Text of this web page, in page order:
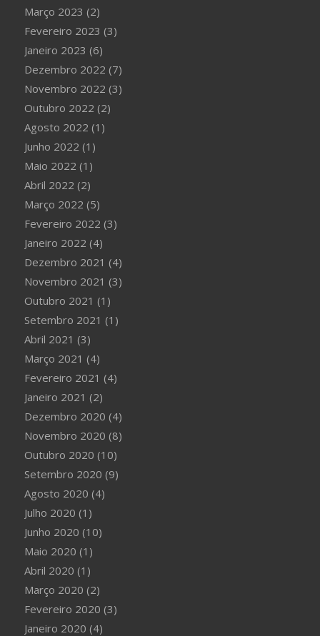
Março 2023 (2)
Fevereiro 2023 (3)
Janeiro 2023 (6)
Dezembro 2022 (7)
Novembro 2022 (3)
Outubro 2022 (2)
Agosto 2022 (1)
Junho 2022 (1)
Maio 2022 (1)
Abril 2022 (2)
Março 2022 (5)
Fevereiro 2022 (3)
Janeiro 2022 (4)
Dezembro 2021 (4)
Novembro 2021 (3)
Outubro 2021 (1)
Setembro 2021 (1)
Abril 2021 (3)
Março 2021 (4)
Fevereiro 2021 (4)
Janeiro 2021 (2)
Dezembro 2020 (4)
Novembro 2020 (8)
Outubro 2020 (10)
Setembro 2020 (9)
Agosto 2020 (4)
Julho 2020 (1)
Junho 2020 (10)
Maio 2020 (1)
Abril 2020 (1)
Março 2020 (2)
Fevereiro 2020 (3)
Janeiro 2020 (4)